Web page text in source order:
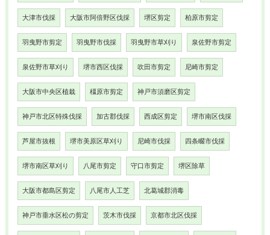
大津市伐採 大阪市阿倍野区伐採 堺区剪定 柏原市剪定
羽曳野市剪定 羽曳野市伐採 羽曳野市草刈り 泉佐野市剪定
泉佐野市草刈り 堺市西区伐採 吹田市剪定 尼崎市剪定
大阪市中央区植栽 橿原市剪定 神戸市須磨区剪定
神戸市北区特殊伐採 加古郡伐採 西成区剪定 堺市南区伐採
芦屋市抜根 堺市美原区草刈り 尼崎市伐採 四条畷市伐採
堺市南区草刈り 八尾市剪定 守口市剪定 堺区除草
大阪市都島区剪定 八尾市人工芝 北葛城郡消毒
神戸市垂水区松の剪定 茨木市伐採 京都市北区伐採